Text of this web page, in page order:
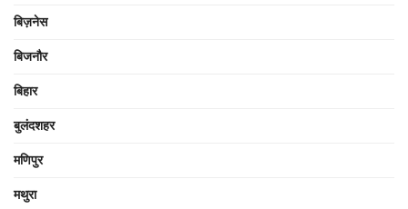
बिज़नेस
बिजनौर
बिहार
बुलंदशहर
मणिपुर
मथुरा